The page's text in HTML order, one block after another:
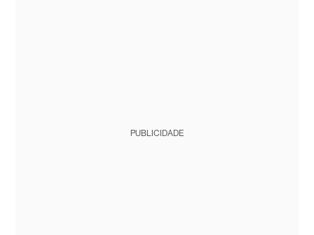
PUBLICIDADE